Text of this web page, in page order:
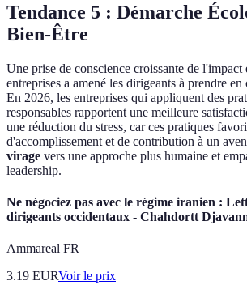
Tendance 5 : Démarche
Bien-Être
Une prise de conscience croissante de l'impact
entreprises a amené les dirigeants à prendre
En 2026, les entreprises qui appliquent des
responsables rapportent une meilleure
une réduction du stress, car ces pratiques
d'accomplissement et de contribution à un
virage vers une approche plus humaine et
leadership.
Ne négociez pas avec le régime iranien :
dirigeants occidentaux - Chahdortt
Ammareal FR
3.19 EURVoir le prix